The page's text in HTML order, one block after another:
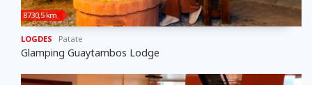
8730,5 km
LOGDES Patate
Glamping Guaytambos Lodge